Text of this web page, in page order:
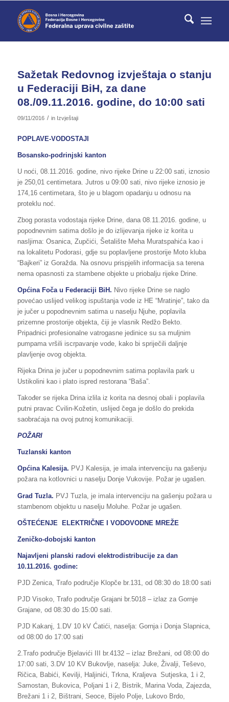
Sažetak Redovnog izvještaja o stanju
u Federaciji BiH, za dane
08./09.11.2016. godine, do 10:00 sati
09/11/2016 / in Izvještaji
POPLAVE-VODOSTAJI
Bosansko-podrinjski kanton
U noći, 08.11.2016. godine, nivo rijeke Drine u 22:00 sati, iznosio
je 250,01 centimetara. Jutros u 09:00 sati, nivo rijeke iznosio je
174,16 centimetara, što je u blagom opadanju u odnosu na
proteklu noć.
Zbog porasta vodostaja rijeke Drine, dana 08.11.2016. godine, u
popodnevnim satima došlo je do izlijevanja rijeke iz korita u
nasljima: Osanica, Zupčići, Šetalište Meha Muratspahića kao i
na lokalitetu Podorasi, gdje su poplavljene prostorije Moto kluba
“Bajkeri” iz Goražda. Na osnovu prispjelih informacija sa terena
nema opasnosti za stambene objekte u priobalju rijeke Drine.
Općina Foča u Federaciji BiH. Nivo rijeke Drine se naglo
povećao uslijed velikog ispuštanja vode iz HE “Mratinje”, tako da
je jučer u popodnevnim satima u naselju Njuhe, poplavila
prizemne prostorije objekta, čiji je vlasnik Redžo Bekto.
Pripadnici profesionalne vatrogasne jedinice su sa muljnim
pumpama vršili iscrpavanje vode, kako bi spriječili daljnje
plavljenje ovog objekta.
Rijeka Drina je jučer u popodnevnim satima poplavila park u
Ustikolini kao i plato ispred restorana “Baša”.
Također se rijeka Drina izlila iz korita na desnoj obali i poplavila
putni pravac Cvilin-Kožetin, uslijed čega je došlo do prekida
saobraćaja na ovoj putnoj komunikaciji.
POŽARI
Tuzlanski kanton
Općina Kalesija. PVJ Kalesija, je imala intervenciju na gašenju
požara na kotlovnici u naselju Donje Vukovije. Požar je ugašen.
Grad Tuzla. PVJ Tuzla, je imala intervenciju na gašenju požara u
stambenom objektu u naselju Moluhe. Požar je ugašen.
OŠTEĆENJE ELEKTRIČNE I VODOVODNE MREŽE
Zeničko-dobojski kanton
Najavljeni planski radovi elektrodistribucije za dan
10.11.2016. godine:
PJD Zenica, Trafo područje Klopče br.131, od 08:30 do 18:00 sati
PJD Visoko, Trafo područje Grajani br.5018 – izlaz za Gornje
Grajane, od 08:30 do 15:00 sati.
PJD Kakanj, 1.DV 10 kV Ćatići, naselja: Gornja i Donja Slapnica,
od 08:00 do 17:00 sati
2.Trafo područje Bjelavići III br.4132 – izlaz Brežani, od 08:00 do
17:00 sati, 3.DV 10 KV Bukovlje, naselja: Juke, Živalji, Teševo,
Ričica, Babići, Kevilji, Haljinići, Trkna, Kraljeva Sutjeska, 1 i 2,
Samostan, Bukovica, Poljani 1 i 2, Bistrik, Marina Voda, Zajezda,
Brežani 1 i 2, Bištrani, Seoce, Bijelo Polje, Lukovo Brdo,